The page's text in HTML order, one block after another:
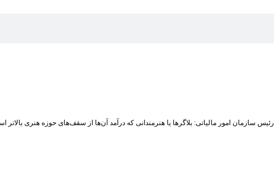
رئیس سازمان امور مالیاتی: بلاگر‌ها یا هنرمندانی که درآمد آن‌ها از سقف‌های حوزه هنری